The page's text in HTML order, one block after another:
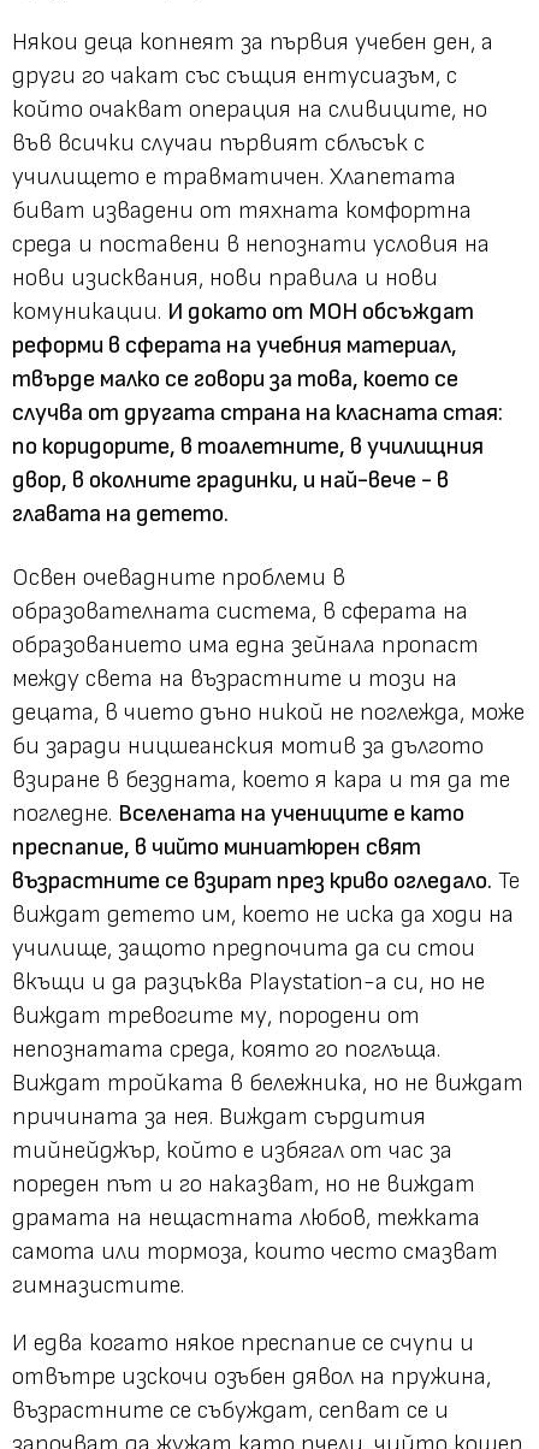
Някои деца копнеят за първия учебен ден, а
други го чакат със същия ентусиазъм, с
който очакват операция на сливиците, но
във всички случаи първият сблъсък с
училището е травматичен. Хлапетата
биват извадени от тяхната комфортна
среда и поставени в непознати условия на
нови изисквания, нови правила и нови
комуникации. И докато от МОН обсъждат
реформи в сферата на учебния материал,
твърде малко се говори за това, което се
случва от другата страна на класната стая:
по коридорите, в тоалетните, в училищния
двор, в околните градинки, и най-вече - в
главата на детето.
Освен очевадните проблеми в
образователната система, в сферата на
образованието има една зейнала пропаст
между света на възрастните и този на
децата, в чието дъно никой не поглежда, може
би заради ницшеанския мотив за дългото
взиране в бездната, което я кара и тя да те
погледне. Вселената на учениците е като
преспапие, в чийто миниатюрен свят
възрастните се взират през криво огледало. Те
виждат детето им, което не иска да ходи на
училище, защото предпочита да си стои
вкъщи и да разцъква Playstation-а си, но не
виждат тревогите му, породени от
непознатата среда, която го поглъща.
Виждат тройката в бележника, но не виждат
причината за нея. Виждат сърдития
тийнейджър, който е избягал от час за
пореден път и го наказват, но не виждат
драмата на нещастната любов, тежката
самота или тормоза, които често смазват
гимназистите.
И едва когато някое преспапие се счупи и
отвътре изскочи озъбен дявол на пружина,
възрастните се събуждат, сепват се и